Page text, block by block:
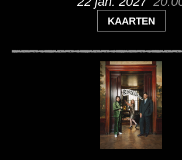
KAARTEN